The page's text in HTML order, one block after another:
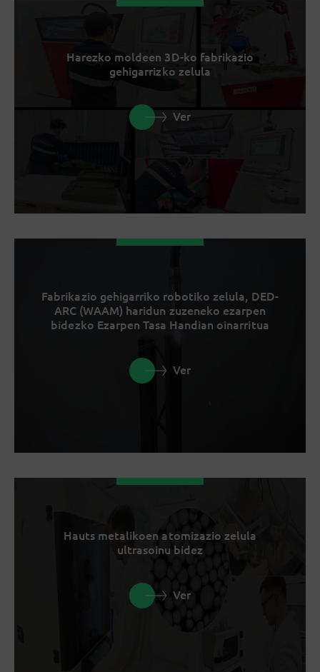
Harezko moldeen 3D-ko fabrikazio
gehigarrizko zelula
Ver
Fabrikazio gehigarriko robotiko zelula, DED-
ARC (WAAM) haridun zuzeneko ezarpen
bidezko Ezarpen Tasa Handian oinarritua
Ver
Hauts metalikoen atomizazio zelula
ultrasoinu bidez
Ver